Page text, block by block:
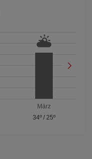
März
34º /25º